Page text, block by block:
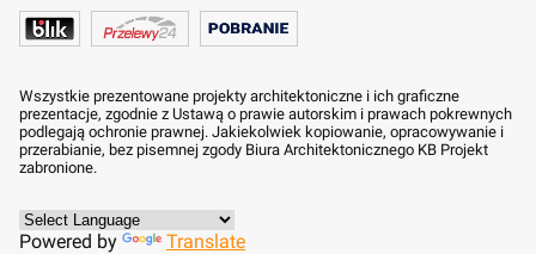
Wszystkie prezentowane projekty architektoniczne i ich graficzne
prezentacje, zgodnie z Ustawą o prawie autorskim i prawach pokrewnych
podlegają ochronie prawnej. Jakiekolwiek kopiowanie, opracowywanie i
przerabianie, bez pisemnej zgody Biura Architektonicznego KB Projekt
zabronione.
Powered by Translate